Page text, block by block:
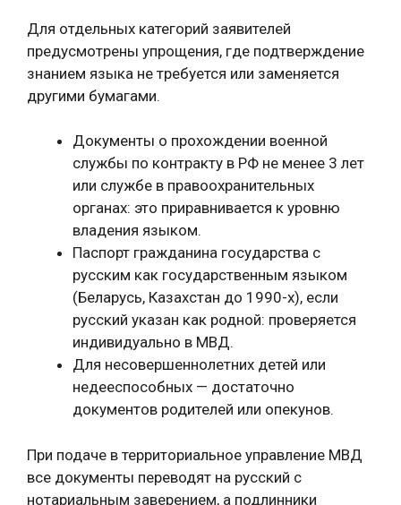
Для отдельных категорий заявителей
предусмотрены упрощения, где подтверждение
знанием языка не требуется или заменяется
другими бумагами.
Документы о прохождении военной
службы по контракту в РФ не менее 3 лет
или службе в правоохранительных
органах: это приравнивается к уровню
владения языком.
Паспорт гражданина государства с
русским как государственным языком
(Беларусь, Казахстан до 1990-х), если
русский указан как родной: проверяется
индивидуально в МВД.
Для несовершеннолетних детей или
недееспособных — достаточно
документов родителей или опекунов.
При подаче в территориальное управление МВД
все документы переводят на русский с
нотариальным заверением, а подлинники